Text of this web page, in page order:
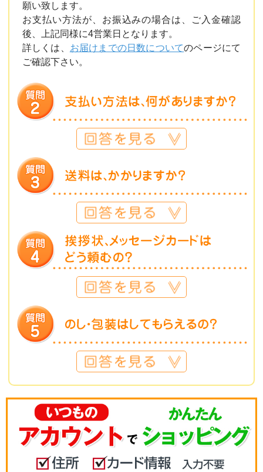
願い致します。
お支払い方法が、お振込みの場合は、ご入金確認
後、上記同様に4営業日となります。
詳しくは、 お届けまでの日数についてのページにて
ご確認下さい。